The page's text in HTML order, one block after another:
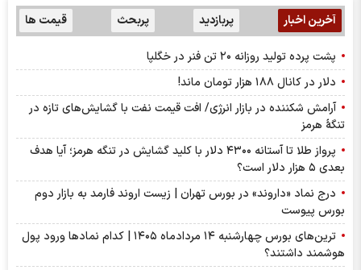
آخرین اخبار پربازدید پربحث قیمت ها
پشت پرده تولید روزانه ۲۰ تن فنر در خگلپا
دلار در کانال ۱۸۸ هزار تومان ماند!
آرامش شکننده در بازار انرژی/ افت قیمت نفت با گشایش‌های تازه در
تنگۀ هرمز
پرواز طلا تا آستانه ۴۳۰۰ دلار با کلید گشایش در تنگه هرمز؛ آیا هدف
بعدی ۵ هزار دلار است؟
درج نماد «داروند» در بورس تهران | زیست اروند فارمد به بازار دوم
بورس پیوست
ترین‌های بورس چهارشنبه ۱۴ مردادماه ۱۴۰۵ | کدام نماد‌ها ورود پول
هوشمند داشتند؟